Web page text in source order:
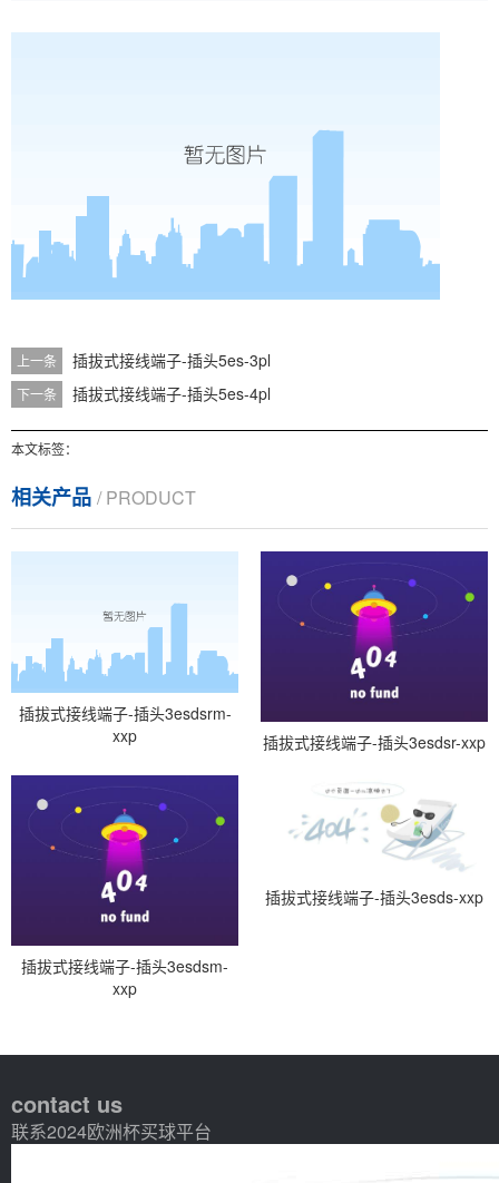
上一条 插拔式接线端子-插头5es-3pl
下一条 插拔式接线端子-插头5es-4pl
本文标签：
相关产品 / PRODUCT
插拔式接线端子-插头3esdsrm-
xxp
插拔式接线端子-插头3esdsr-xxp
插拔式接线端子-插头3esdsm-
xxp
插拔式接线端子-插头3esds-xxp
contact us
联系2024欧洲杯买球平台